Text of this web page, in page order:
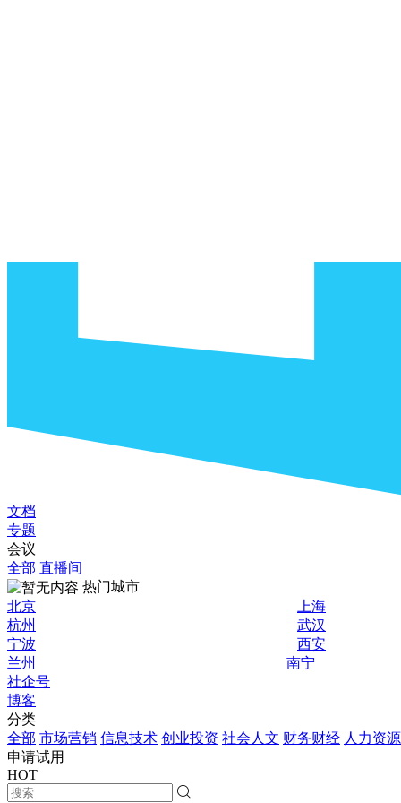
文档
专题
会议
全部 直播间
热门城市
北京
上海
杭州
武汉
宁波
西安
兰州
南宁
社企号
博客
分类
全部 市场营销 信息技术 创业投资 社会人文 财务财经 人力资源
申请试用
HOT